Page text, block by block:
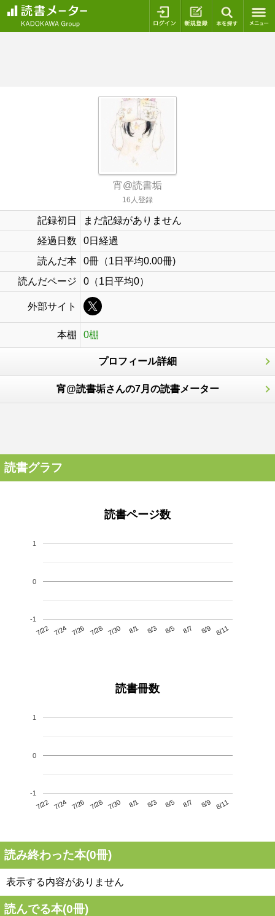
ログイン 新規登録
宵@読書垢
16人登録
記録初日
まだ記録がありません
経過日数
0日経過
読んだ本
0冊（1日平均0.00冊)
読んだページ
0（1日平均0）
外部サイト
本棚 0棚
プロフィール詳細
宵@読書垢さんの7月の読書メーター
読書グラフ
読書ページ数
7/22 7/24 7/26 7/28 7/30 8/1 8/3 8/5 8/7 8/9 8/11
-1
0
1
読書冊数
7/22 7/24 7/26 7/28 7/30 8/1 8/3 8/5 8/7 8/9 8/11
-1
0
1
読み終わった本(0冊)
表示する内容がありません
読んでる本(0冊)